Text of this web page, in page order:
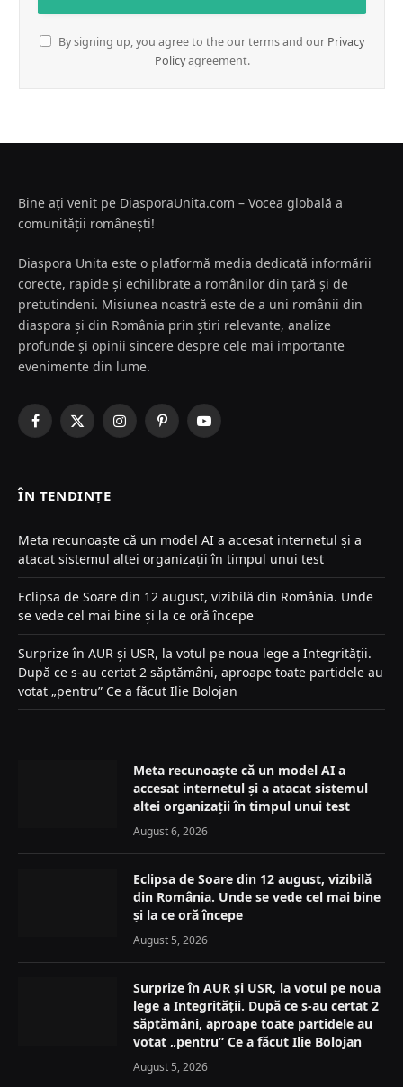
By signing up, you agree to the our terms and our Privacy
Policyagreement.
Bine ați venit pe DiasporaUnita.com – Vocea globală a
comunității românești!
Diaspora Unita este o platformă media dedicată informării
corecte, rapide și echilibrate a românilor din țară și de
pretutindeni. Misiunea noastră este de a uni românii din
diaspora și din România prin știri relevante, analize
profunde și opinii sincere despre cele mai importante
evenimente din lume.
Facebook
X
InstagramPinterestYouTube
ÎN TENDINȚE
Meta recunoaște că un model AI a accesat internetul și a
atacat sistemul altei organizații în timpul unui test
Eclipsa de Soare din 12 august, vizibilă din România. Unde
se vede cel mai bine și la ce oră începe
Surprize în AUR și USR, la votul pe noua lege a Integrității.
După ce s-au certat 2 săptămâni, aproape toate partidele au
votat „pentru” Ce a făcut Ilie Bolojan
Meta recunoaște că un model AI a
accesat internetul și a atacat sistemul
altei organizații în timpul unui test
August 6, 2026
Eclipsa de Soare din 12 august, vizibilă
din România. Unde se vede cel mai bine
și la ce oră începe
August 5, 2026
Surprize în AUR și USR, la votul pe noua
lege a Integrității. După ce s-au certat 2
săptămâni, aproape toate partidele au
votat „pentru” Ce a făcut Ilie Bolojan
August 5, 2026